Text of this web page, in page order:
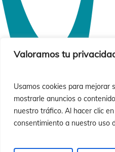
Valoramos tu
Usamos cookies para mejorar
mostrarle anuncios o
nuestro tráfico. Al hacer clic
consentimiento a nuestro uso